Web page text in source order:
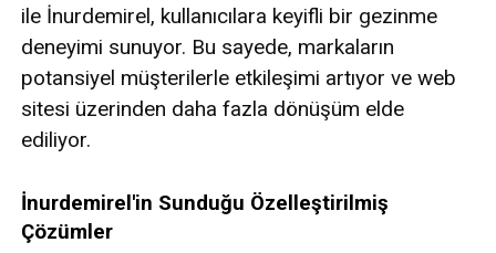
ile İnurdemirel, kullanıcılara keyifli bir gezinme
deneyimi sunuyor. Bu sayede, markaların
potansiyel müşterilerle etkileşimi artıyor ve web
sitesi üzerinden daha fazla dönüşüm elde
ediliyor.
İnurdemirel'in Sunduğu Özelleştirilmiş
Çözümler